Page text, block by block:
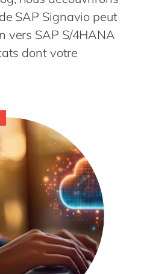
SAP Signavio peut
vers SAP S/4HANA
dont votre